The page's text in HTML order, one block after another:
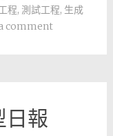
程, 測試工程, 生成
comment
報